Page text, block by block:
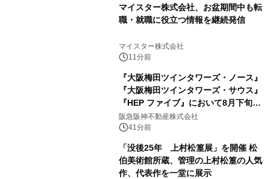
マイスター株式会社、お盆期間中も転
職・就職に役立つ情報を継続発信
マイスター株式会社
11分前
『大阪梅田ツインタワーズ・ノース』
『大阪梅田ツインタワーズ・サウス』
『HEP ファイブ』において8月下旬か
ら 「オフサイト型コーポレートPPA」
による 再生可能エネルギー電力の使用
阪急阪神不動産株式会社
41分前
「没後25年 上村松篁展」を開催 松
伯美術館所蔵、管理の上村松篁の人気
作、代表作を一堂に展示